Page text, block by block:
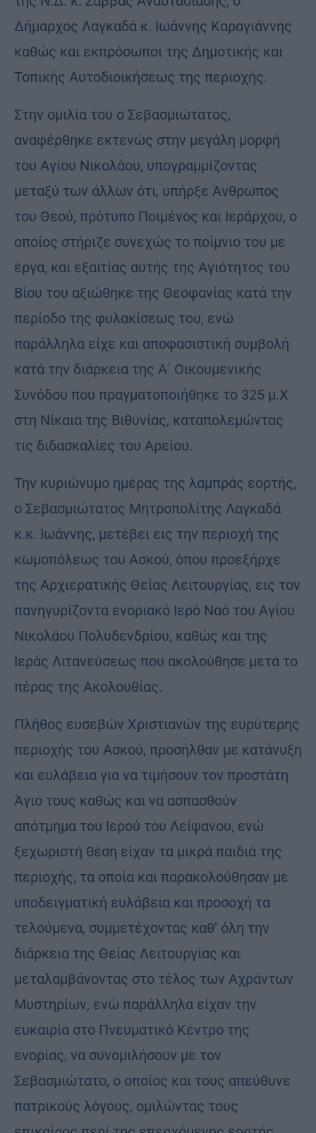
Δήμαρχος Λαγκαδά κ. Ιωάννης Καραγιάννης
καθώς και εκπρόσωποι της Δημοτικής και
Τοπικής Αυτοδιοικήσεως της περιοχής.
Στην ομιλία του ο Σεβασμιώτατος,
αναφέρθηκε εκτενώς στην μεγάλη μορφή
του Αγίου Νικολάου, υπογραμμίζοντας
μεταξύ των άλλων ότι, υπήρξε Άνθρωπος
του Θεού, πρότυπο Ποιμένος και Ιεράρχου, ο
οποίος στήριζε συνεχώς το ποίμνιο του με
έργα, και εξαιτίας αυτής της Αγιότητος του
Βίου του αξιώθηκε της Θεοφανίας κατά την
περίοδο της φυλακίσεως του, ενώ
παράλληλα είχε και αποφασιστική συμβολή
κατά την διάρκεια της Α΄ Οικουμενικής
Συνόδου που πραγματοποιήθηκε το 325 μ.Χ
στη Νίκαια της Βιθυνίας, καταπολεμώντας
τις διδασκαλίες του Αρείου.
Την κυριώνυμο ημέρας της λαμπράς εορτής,
ο Σεβασμιώτατος Μητροπολίτης Λαγκαδά
κ.κ. Ιωάννης, μετέβει εις την περιοχή της
κωμοπόλεως του Ασκού, όπου προεξήρχε
της Αρχιερατικής Θείας Λειτουργίας, εις τον
πανηγυρίζοντα ενοριακό Ιερό Ναό του Αγίου
Νικολάου Πολυδενδρίου, καθώς και της
Ιεράς Λιτανεύσεως που ακολούθησε μετά το
πέρας της Ακολουθίας.
Πλήθος ευσεβών Χριστιανών της ευρύτερης
περιοχής του Ασκού, προσήλθαν με κατάνυξη
και ευλάβεια για να τιμήσουν τον προστάτη
Άγιο τους καθώς και να ασπασθούν
απότμημα του Ιερού του Λείψανου, ενώ
ξεχωριστή θέση είχαν τα μικρά παιδιά της
περιοχής, τα οποία και παρακολούθησαν με
υποδειγματική ευλάβεια και προσοχή τα
τελούμενα, συμμετέχοντας καθ’ όλη την
διάρκεια της Θείας Λειτουργίας και
μεταλαμβάνοντας στο τέλος των Αχράντων
Μυστηρίων, ενώ παράλληλα είχαν την
ευκαιρία στο Πνευματικό Κέντρο της
ενορίας, να συνομιλήσουν με τον
Σεβασμιώτατο, ο οποίος και τους απεύθυνε
πατρικούς λόγους, ομιλώντας τους